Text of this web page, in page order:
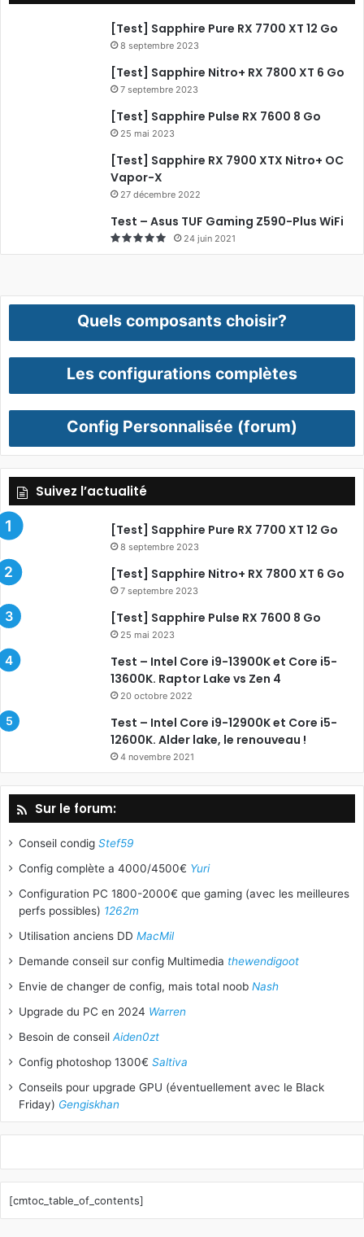
[Test] Sapphire Pure RX 7700 XT 12 Go
8 septembre 2023
[Test] Sapphire Nitro+ RX 7800 XT 6 Go
7 septembre 2023
[Test] Sapphire Pulse RX 7600 8 Go
25 mai 2023
[Test] Sapphire RX 7900 XTX Nitro+ OC
Vapor-X
27 décembre 2022
Test – Asus TUF Gaming Z590-Plus WiFi
24 juin 2021
Quels composants choisir?
Les configurations complètes
Config Personnalisée (forum)
Suivez l’actualité
[Test] Sapphire Pure RX 7700 XT 12 Go
8 septembre 2023
[Test] Sapphire Nitro+ RX 7800 XT 6 Go
7 septembre 2023
[Test] Sapphire Pulse RX 7600 8 Go
25 mai 2023
Test – Intel Core i9-13900K et Core i5-
13600K. Raptor Lake vs Zen 4
20 octobre 2022
Test – Intel Core i9-12900K et Core i5-
12600K. Alder lake, le renouveau !
4 novembre 2021
Sur le forum:
Conseil condig Stef59
Config complète a 4000/4500€ Yuri
Configuration PC 1800-2000€ que gaming (avec les meilleures
perfs possibles) 1262m
Utilisation anciens DD MacMil
Demande conseil sur config Multimedia thewendigoot
Envie de changer de config, mais total noob Nash
Upgrade du PC en 2024 Warren
Besoin de conseil Aiden0zt
Config photoshop 1300€ Saltiva
Conseils pour upgrade GPU (éventuellement avec le Black
Friday) Gengiskhan
[cmtoc_table_of_contents]